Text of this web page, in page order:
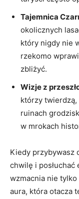
Tajemnica
okolicznych
który nigdy nie​
rzekomo
zbliżyć.
Wizje ​z
którzy
⁤ruinach
w ​mrokach
Kiedy przybywasz
chwilę ‍i⁣ posłuchać
wzmacnia nie
aura, która‍ otacza‌